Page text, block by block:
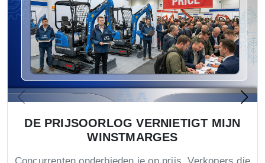
DE PRIJSOORLOG VERNIETIGT MIJN
WINSTMARGES